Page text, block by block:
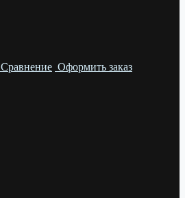
Сравнение Оформить заказ